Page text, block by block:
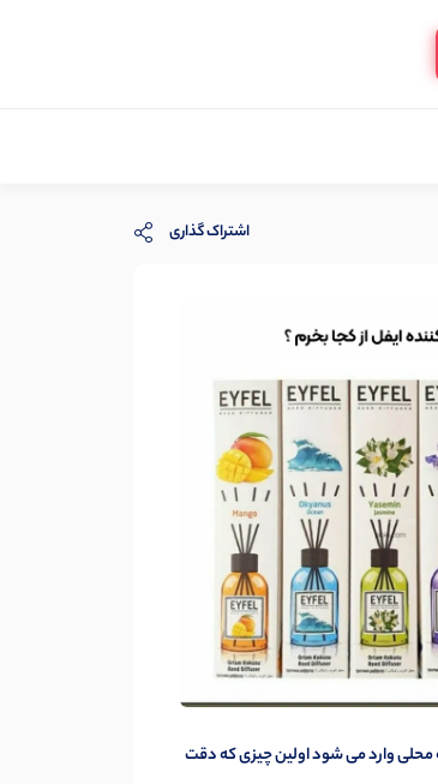
اشتراک گذاری
محلی وارد می شود اولین چیزی که دقت